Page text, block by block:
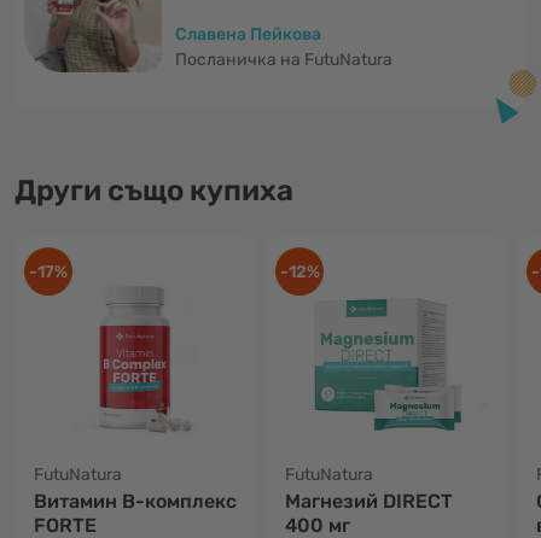
Славена Пейкова
Посланичка на FutuNatura
Други също купиха
-17%
FutuNatura
Витамин B-комплекс
FORTE
-12%
FutuNatura
Магнезий DIRECT
400 мг